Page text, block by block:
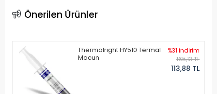
Önerilen Ürünler
Thermalright HY510 Termal
Macun
%31 indirim
165,13 TL
113,88 TL